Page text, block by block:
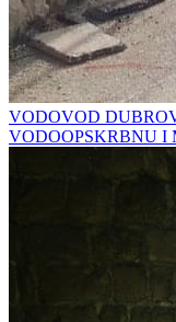
VODOVOD
VODOOPSKRBNU I